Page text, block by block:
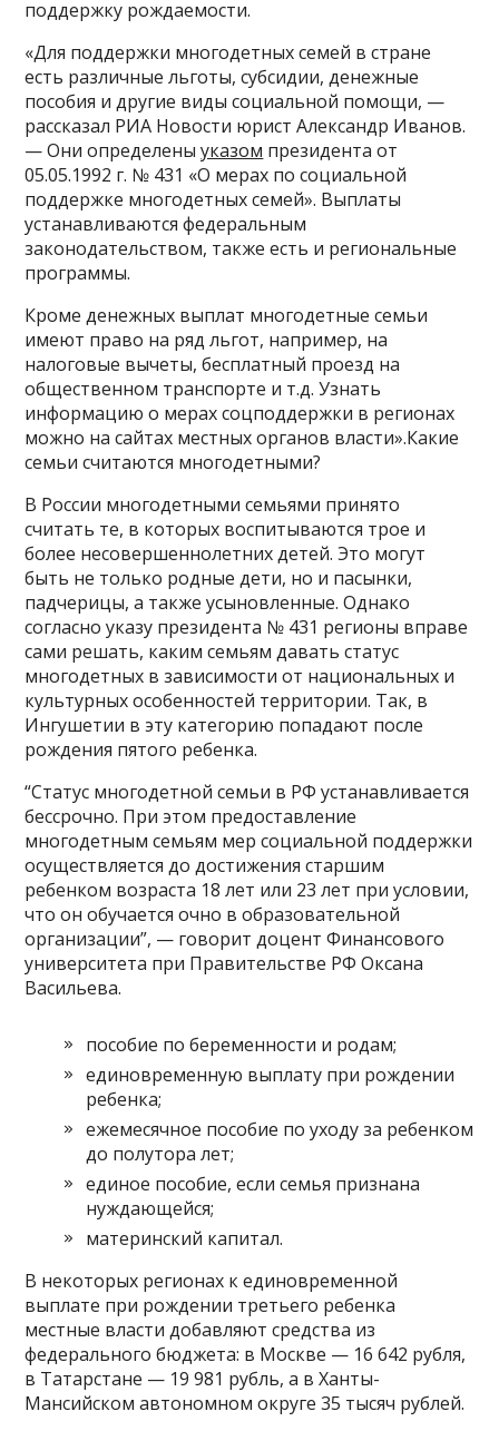
поддержку рождаемости.
«Для поддержки многодетных семей в стране
есть различные льготы, субсидии, денежные
пособия и другие виды социальной помощи, —
рассказал РИА Новости юрист Александр Иванов.
— Они определеныуказом президента от
05.05.1992 г. № 431 «О мерах по социальной
поддержке многодетных семей». Выплаты
устанавливаются федеральным
законодательством, также есть и региональные
программы.
Кроме денежных выплат многодетные семьи
имеют право на ряд льгот, например, на
налоговые вычеты, бесплатный проезд на
общественном транспорте и т.д. Узнать
информацию о мерах соцподдержки в регионах
можно на сайтах местных органов власти».Какие
семьи считаются многодетными?
В России многодетными семьями принято
считать те, в которых воспитываются трое и
более несовершеннолетних детей. Это могут
быть не только родные дети, но и пасынки,
падчерицы, а также усыновленные. Однако
согласно указу президента № 431 регионы вправе
сами решать, каким семьям давать статус
многодетных в зависимости от национальных и
культурных особенностей территории. Так, в
Ингушетии в эту категорию попадают после
рождения пятого ребенка.
“Статус многодетной семьи в РФ устанавливается
бессрочно. При этом предоставление
многодетным семьям мер социальной поддержки
осуществляется до достижения старшим
ребенком возраста 18 лет или 23 лет при условии,
что он обучается очно в образовательной
организации”, — говорит доцент Финансового
университета при Правительстве РФ Оксана
Васильева.
пособие по беременности и родам;
единовременную выплату при рождении
ребенка;
ежемесячное пособие по уходу за ребенком
до полутора лет;
единое пособие, если семья признана
нуждающейся;
материнский капитал.
В некоторых регионах к единовременной
выплате при рождении третьего ребенка
местные власти добавляют средства из
федерального бюджета: в Москве — 16 642 рубля,
в Татарстане — 19 981 рубль, а в Ханты-
Мансийском автономном округе 35 тысяч рублей.